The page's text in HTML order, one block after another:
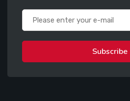
Subscribe